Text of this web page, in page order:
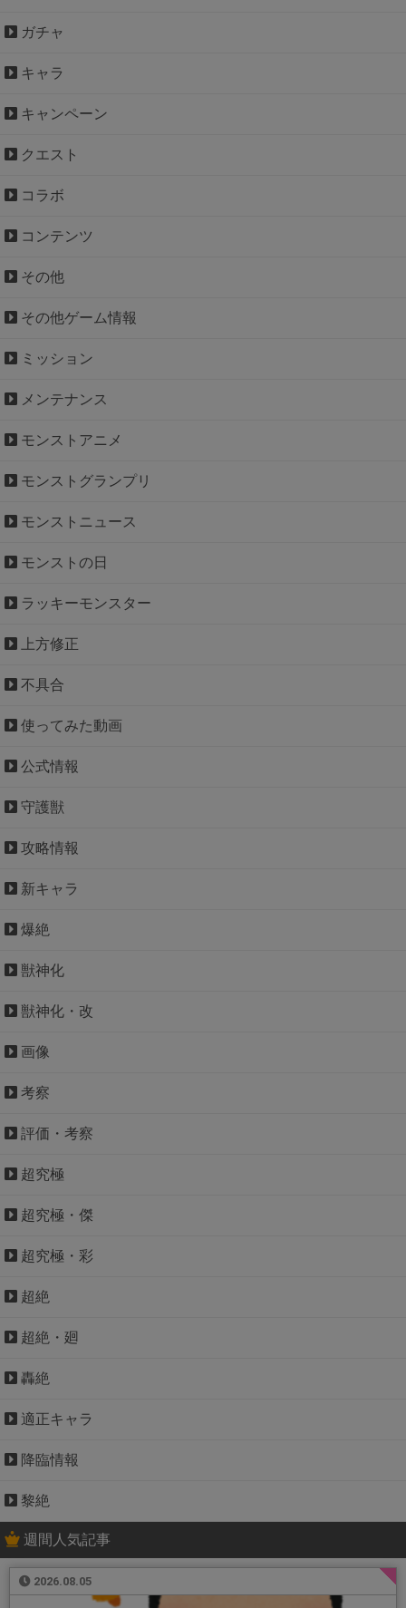
ガチャ
キャラ
キャンペーン
クエスト
コラボ
コンテンツ
その他
その他ゲーム情報
ミッション
メンテナンス
モンストアニメ
モンストグランプリ
モンストニュース
モンストの日
ラッキーモンスター
上方修正
不具合
使ってみた動画
公式情報
守護獣
攻略情報
新キャラ
爆絶
獣神化
獣神化・改
画像
考察
評価・考察
超究極
超究極・傑
超究極・彩
超絶
超絶・廻
轟絶
適正キャラ
降臨情報
黎絶
週間人気記事
2026.08.05